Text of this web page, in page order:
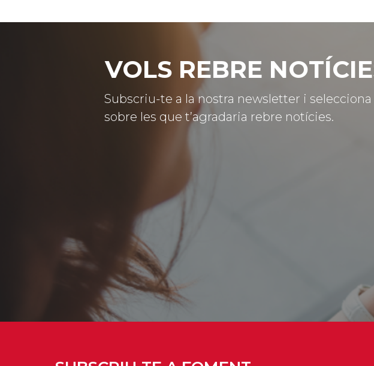
VOLS REBRE
Subscriu-te a la nostra newsletter i
sobre les que t’agradaria rebre notícies.